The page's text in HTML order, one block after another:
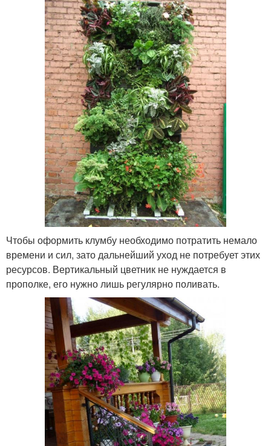
Чтобы оформить клумбу необходимо потратить немало
времени и сил, зато дальнейший уход не потребует этих
ресурсов. Вертикальный цветник не нуждается в
прополке, его нужно лишь регулярно поливать.